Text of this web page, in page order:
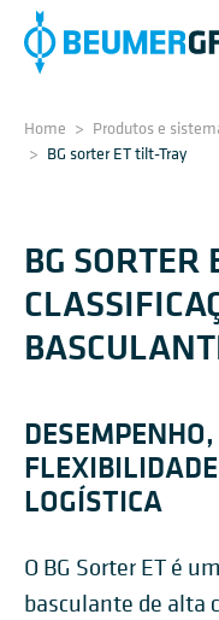
Home > Produtos e
> BG sorter ET tilt-Tray
BG
LOGÍSTICA
O BG Sorter ET é
basculante de alta